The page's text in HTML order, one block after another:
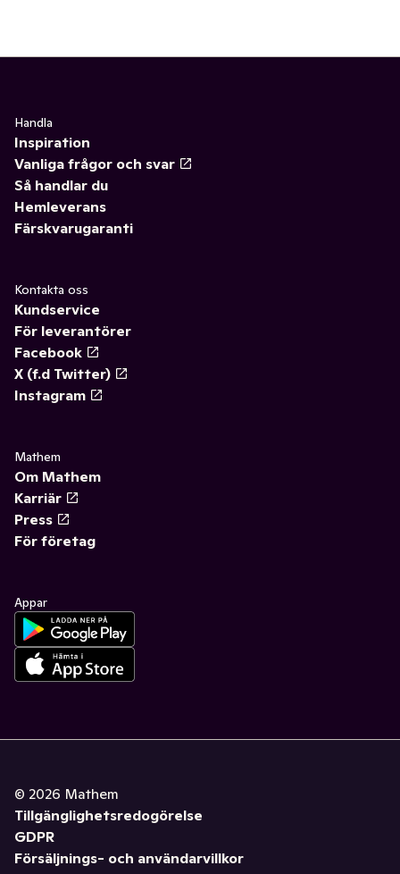
Handla
Inspiration
Vanliga frågor och svar
Så handlar du
Hemleverans
Färskvarugaranti
Kontakta oss
Kundservice
För leverantörer
Facebook
X (f.d Twitter)
Instagram
Mathem
Om Mathem
Karriär
Press
För företag
Appar
© 2026 Mathem
Tillgänglighetsredogörelse
GDPR
Försäljnings- och användarvillkor